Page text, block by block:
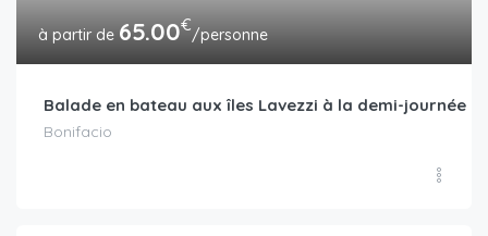
65.00€/personne
Balade en bateau aux îles Lavezzi à la demi-journée
Bonifacio